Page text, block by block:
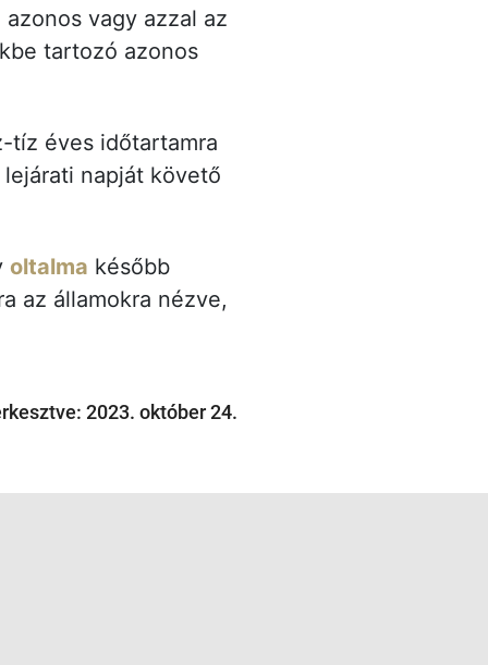
vagy azzal az
tartozó azonos
tíz éves időtartamra
napját követő
oltalma később
az államokra nézve,
2023. október 24.